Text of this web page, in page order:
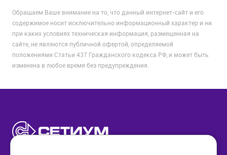
Обращаем Ваше внимание на то, что данный интернет-сайт и его
содержимое носит исключительно информационный характер и ни
при каких условиях техническая информация, размещенная на
сайте, не являются публичной офертой, определяемой
положениями Статьи 437 Гражданского кодекса РФ, и может быть
изменена в любое время без предупреждения.